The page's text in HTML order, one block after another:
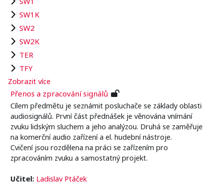
SW1K
SW2
SW2K
TER
TFY
Zobrazit více
Přenos a zpracování signálů
Cílem předmětu je seznámit posluchače se základy oblasti
audiosignálů. První část přednášek je věnována vnímání
zvuku lidským sluchem a jeho analýzou. Druhá se zaměřuje
na komerční audio zařízení a el. hudební nástroje.
Cvičení jsou rozdělena na práci se zařízením pro
zpracováním zvuku a samostatný projekt.
Učitel: Ladislav Ptáček